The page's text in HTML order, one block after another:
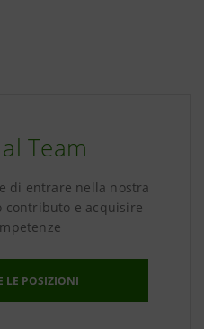
Team
di entrare nella nostra
contributo e acquisire
LE POSIZIONI